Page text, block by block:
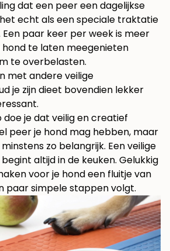
dat een peer een dagelijkse
echt als een speciale traktatie
Een paar keer per week is meer
hond te laten meegenieten
te overbelasten.
met andere veilige
je zijn dieet bovendien lekker
doe je dat veilig en creatief
peer je hond mag hebben, maar
zo belangrijk. Een veilige
altijd in de keuken. Gelukkig
voor je hond een fluitje van
paar simpele stappen volgt.